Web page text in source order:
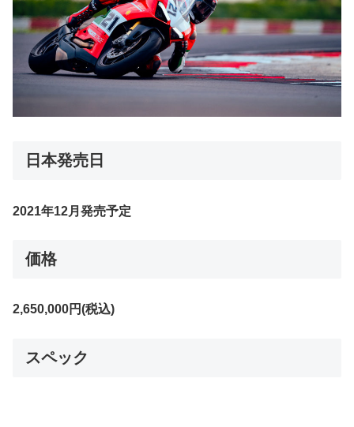
日本発売日
2021年12月発売予定
価格
2,650,000円(税込)
スペック